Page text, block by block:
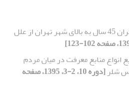
روایت دختران 45 سال به بالای شهر تهران از علل
انواع منابع معرفت در میان مردم
شلر
[دوره 10، 2-3، 1395، صفحه